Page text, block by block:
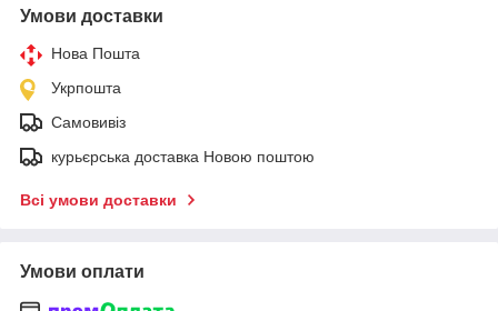
Умови доставки
Нова Пошта
Укрпошта
Самовивіз
курьєрська доставка Новою поштою
Всі умови доставки
Умови оплати